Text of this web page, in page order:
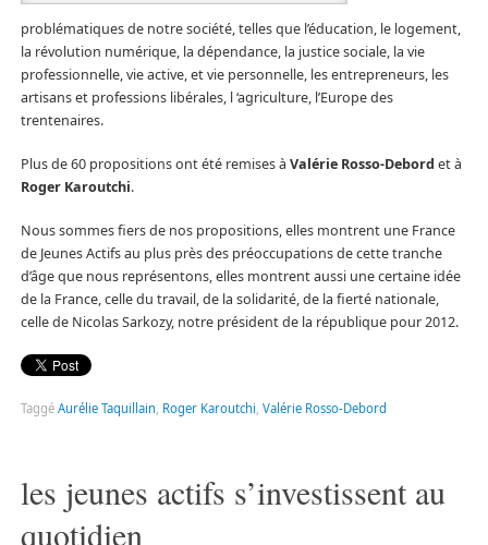
problématiques de notre société, telles que l’éducation, le logement,
la révolution numérique, la dépendance, la justice sociale, la vie
professionnelle, vie active, et vie personnelle, les entrepreneurs, les
artisans et professions libérales, l ‘agriculture, l’Europe des
trentenaires.
Plus de 60 propositions ont été remises à Valérie Rosso-Debord et à
Roger Karoutchi.
Nous sommes fiers de nos propositions, elles montrent une France
de Jeunes Actifs au plus près des préoccupations de cette tranche
d’âge que nous représentons, elles montrent aussi une certaine idée
de la France, celle du travail, de la solidarité, de la fierté nationale,
celle de Nicolas Sarkozy, notre président de la république pour 2012.
Taggé Aurélie Taquillain Roger Karoutchi Valérie Rosso-Debord
les jeunes actifs s’investissent au
quotidien